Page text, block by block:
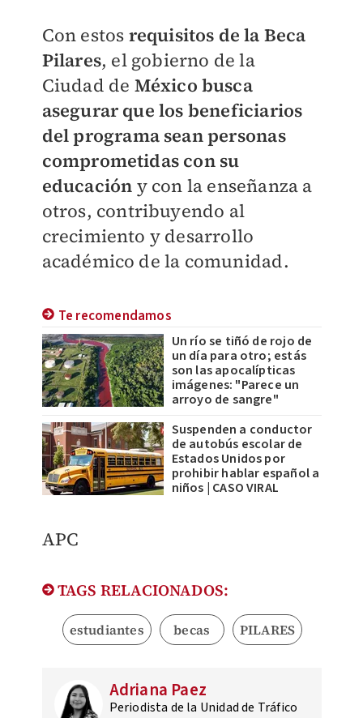
Con estos requisitos de la Beca
Pilares, el gobierno de la
Ciudad de México busca
asegurar que los beneficiarios
del programa sean personas
comprometidas con su
educación y con la enseñanza a
otros, contribuyendo al
crecimiento y desarrollo
académico de la comunidad.
Te recomendamos
Un río se tiñó de rojo de
un día para otro; estás
son las apocalípticas
imágenes: "Parece un
arroyo de sangre"
Suspenden a conductor
de autobús escolar de
Estados Unidos por
prohibir hablar español a
niños | CASO VIRAL
APC
TAGS RELACIONADOS:
estudiantes becas PILARES
Adriana Paez
Periodista de la Unidad de Tráfico